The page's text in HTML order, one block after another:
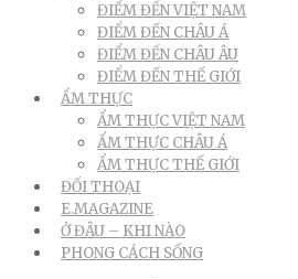
ĐIỂM ĐẾN VIỆT NAM
ĐIỂM ĐẾN CHÂU Á
ĐIỂM ĐẾN CHÂU ÂU
ĐIỂM ĐẾN THẾ GIỚI
ẨM THỰC
ẨM THỰC VIỆT NAM
ẨM THỰC CHÂU Á
ẨM THỰC THẾ GIỚI
ĐỐI THOẠI
E.MAGAZINE
Ở ĐÂU – KHI NÀO
PHONG CÁCH SỐNG